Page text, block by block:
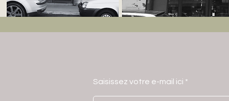
Saisissez votre e-mail ici